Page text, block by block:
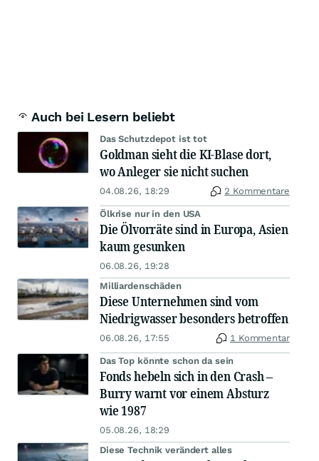
Auch bei Lesern beliebt
Das Schutzdepot ist tot
Goldman sieht die KI-Blase dort,
wo Anleger sie nicht suchen
04.08.26, 18:29 2 Kommentare
Ölkrise nur in den USA
Die Ölvorräte sind in Europa, Asien
kaum gesunken
06.08.26, 19:28
Milliardenschäden
Diese Unternehmen sind vom
Niedrigwasser besonders betroffen
06.08.26, 17:55 1 Kommentar
Das Top könnte schon da sein
Fonds hebeln sich in den Crash –
Burry warnt vor einem Absturz
wie 1987
05.08.26, 18:29
Diese Technik verändert alles